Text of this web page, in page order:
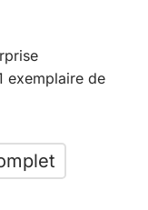
exemplaire de